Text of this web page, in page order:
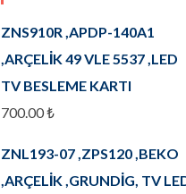
ZNS910R ,APDP-140A1
,ARÇELİK 49 VLE 5537 ,LED
TV BESLEME KARTI
700.00₺
ZNL193-07 ,ZPS120 ,BEKO
,ARÇELİK ,GRUNDİG, TV